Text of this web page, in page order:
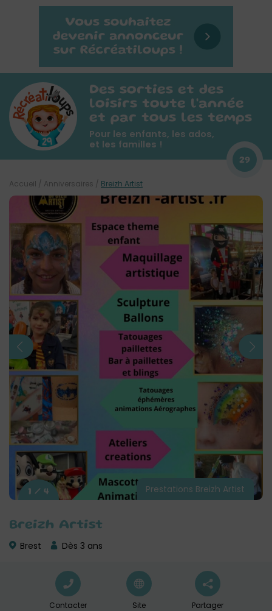
Des sorties et des
loisirs toute l'année
et par tous les temps
Pour les enfants, les ados,
et les familles !
29
Breizh Artist
Brest Dès 3 ans
Prestations Breizh Artist
1 / 4
Accueil / Anniversaires / Breizh Artist
Contacter Site Partager